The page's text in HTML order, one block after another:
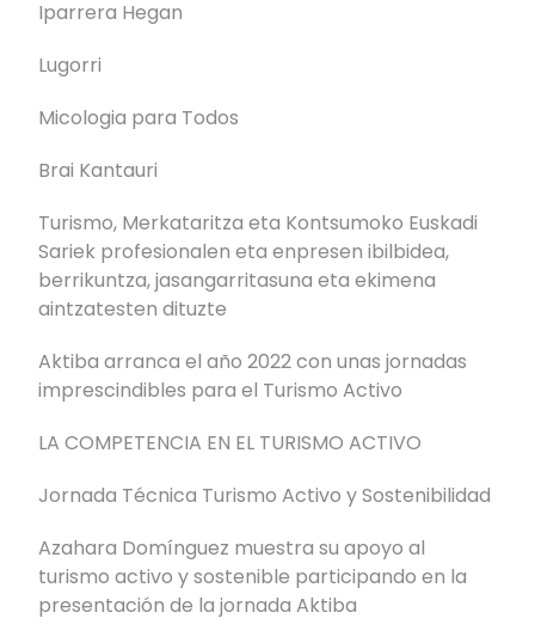
Iparrera Hegan
Lugorri
Micologia para Todos
Brai Kantauri
Turismo, Merkataritza eta Kontsumoko Euskadi
Sariek profesionalen eta enpresen ibilbidea,
berrikuntza, jasangarritasuna eta ekimena
aintzatesten dituzte
Aktiba arranca el año 2022 con unas jornadas
imprescindibles para el Turismo Activo
LA COMPETENCIA EN EL TURISMO ACTIVO
Jornada Técnica Turismo Activo y Sostenibilidad
Azahara Domínguez muestra su apoyo al
turismo activo y sostenible participando en la
presentación de la jornada Aktiba